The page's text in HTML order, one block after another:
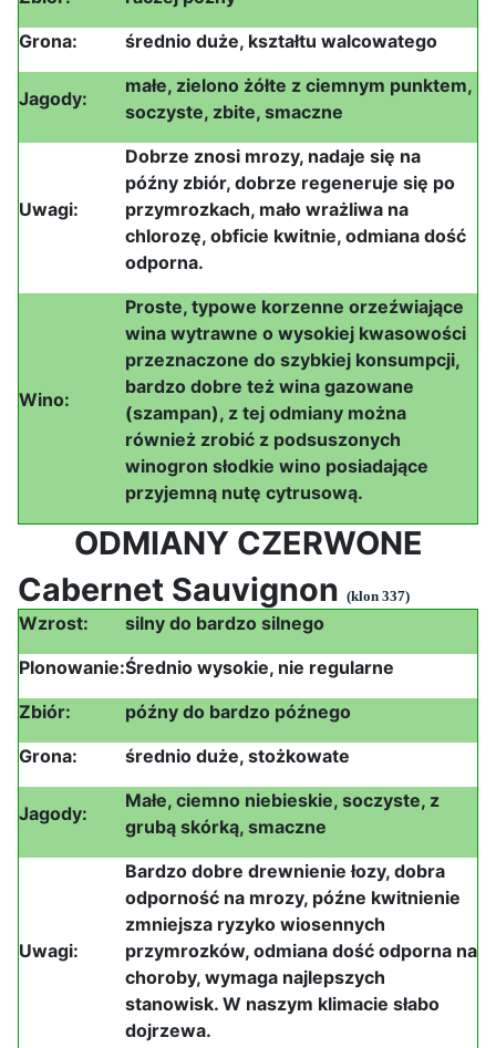
Grona:
średnio duże, kształtu walcowatego
Jagody:
małe, zielono żółte z ciemnym punktem,
soczyste, zbite, smaczne
Uwagi:
Dobrze znosi mrozy, nadaje się na
późny zbiór, dobrze regeneruje się po
przymrozkach, mało wrażliwa na
chlorozę, obficie kwitnie, odmiana dość
odporna.
Wino:
Proste, typowe korzenne orzeźwiające
wina wytrawne o wysokiej kwasowości
przeznaczone do szybkiej konsumpcji,
bardzo dobre też wina gazowane
(szampan), z tej odmiany można
również zrobić z podsuszonych
winogron słodkie wino posiadające
przyjemną nutę cytrusową.
ODMIANY CZERWONE
Cabernet Sauvignon (klon 337)
Wzrost:
silny do bardzo silnego
Plonowanie:Średnio wysokie, nie regularne
Zbiór:
późny do bardzo późnego
Grona:
średnio duże, stożkowate
Jagody:
Małe, ciemno niebieskie, soczyste, z
grubą skórką, smaczne
Uwagi:
Bardzo dobre drewnienie łozy, dobra
odporność na mrozy, późne kwitnienie
zmniejsza ryzyko wiosennych
przymrozków, odmiana dość odporna na
choroby, wymaga najlepszych
stanowisk. W naszym klimacie słabo
dojrzewa.